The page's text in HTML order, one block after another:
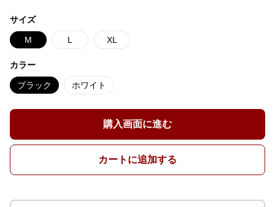
サイズ
M L XL
カラー
ブラック ホワイト
購入画面に進む
カートに追加する